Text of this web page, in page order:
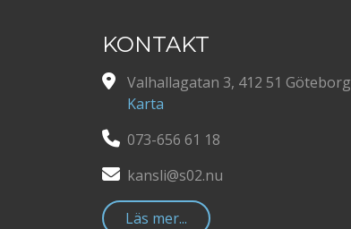
KONTAKT
Valhallagatan 3, 412 51 Göteborg
Karta
073-656 61 18
kansli@s02.nu
Läs mer...